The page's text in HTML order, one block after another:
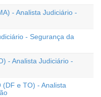
- Analista Judiciário -
- Segurança da
- Analista Judiciário -
(DF e TO) - Analista